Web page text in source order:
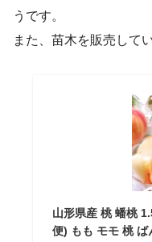
うです。
また、苗木を販売して
山形県産 桃 蟠桃
便) もも モモ 桃 ば